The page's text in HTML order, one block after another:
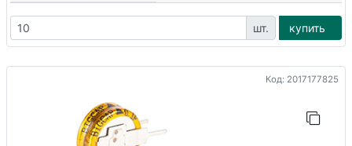
шт. купить
Код: 2017177825